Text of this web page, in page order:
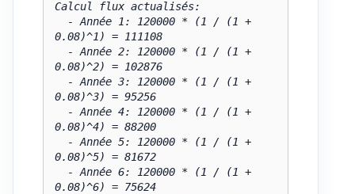
Calcul flux actualisés:
0.08)^1) = 111108
0.08)^2) = 102876
0.08)^3) = 95256
0.08)^4) = 88200
0.08)^5) = 81672
0.08)^6) = 75624